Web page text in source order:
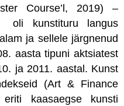
Course’l, 2019) –
oli kunstituru langus
ja sellele järgnenud
aasta tipuni aktsiatest
ja 2011. aastal. Kunst
(Art & Finance
kaasaegse kunsti